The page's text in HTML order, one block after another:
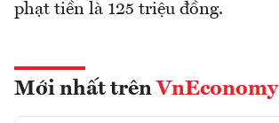
phạt tiền là 125 triệu đồng.
Mới nhất trên VnEconomy